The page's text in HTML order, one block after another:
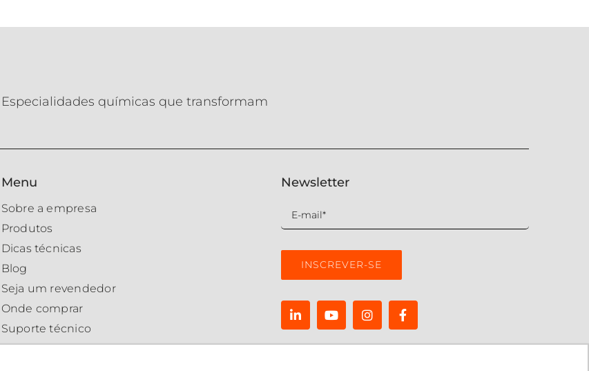
Especialidades químicas que transformam
Menu
Sobre a empresa
Produtos
Dicas técnicas
Blog
Seja um revendedor
Onde comprar
Suporte técnico
Trabalhe conosco
Newsletter